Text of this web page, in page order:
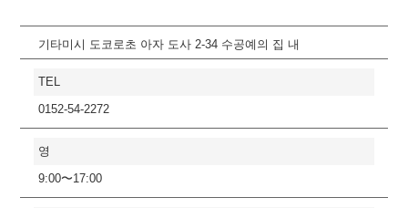
기타미시 도코로초 아자 도사 2-34 수공예의 집 내
TEL
0152-54-2272
영
9:00〜17:00